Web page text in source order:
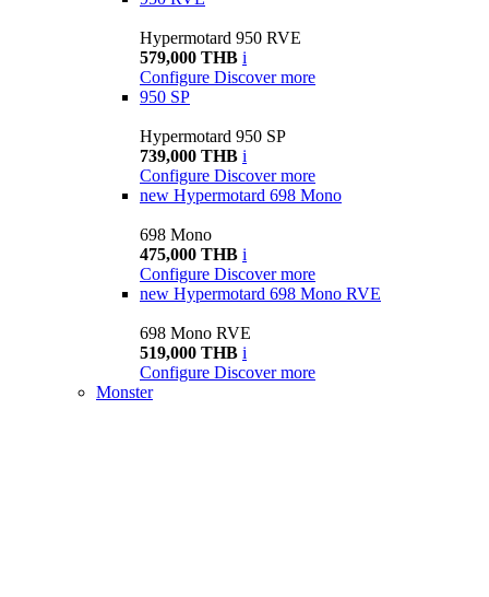
Hypermotard 950 RVE
579,000 THB i
Configure Discover more
950 SP
Hypermotard 950 SP
739,000 THB i
Configure Discover more
new Hypermotard 698 Mono
698 Mono
475,000 THB i
Configure Discover more
new Hypermotard 698 Mono RVE
698 Mono RVE
519,000 THB i
Configure Discover more
Monster